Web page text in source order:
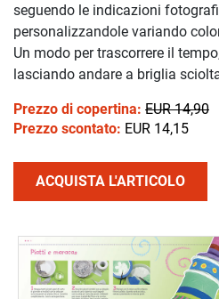
seguendo le indicazioni
personalizzandole variando
Un modo per trascorrere il
lasciando andare a briglia
Prezzo di copertina: EUR 14,90
Prezzo scontato: EUR 14,15
ACQUISTA L'ARTICOLO